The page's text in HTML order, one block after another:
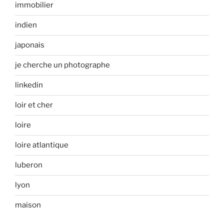
immobilier
indien
japonais
je cherche un photographe
linkedin
loir et cher
loire
loire atlantique
luberon
lyon
maison